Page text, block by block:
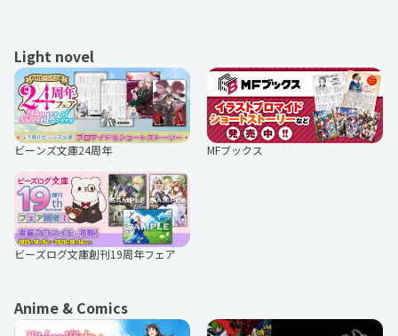
うたた往時のなつかしや 今夜も眠らNight
アルカナ・ファミリア
Light novel
ビーンズ文庫24周年 MFブックス
ビーズログ文庫創刊19周年フェア
Anime & Comics